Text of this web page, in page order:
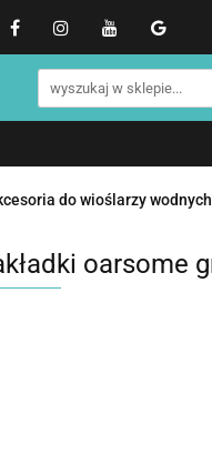
Strefa treningowa
Informacje
do wioślarzy wodnych
oarsome